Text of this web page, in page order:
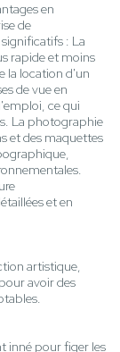
en
de
: La
rapide et moins
la location d'un
de vue en
ce qui
La photographie
et des maquettes
et en
artistique,
avoir des
inné pour figer les